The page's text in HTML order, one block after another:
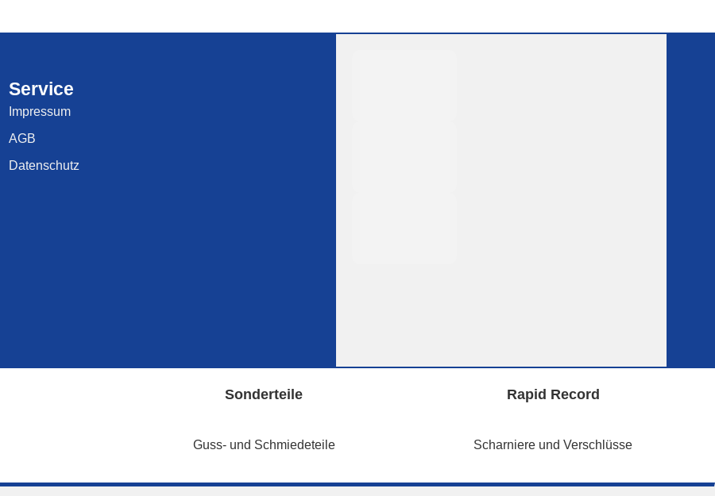
Service
Impressum
AGB
Datenschutz
Sonderteile
Guss- und Schmiedeteile
Rapid Record
Scharniere und Verschlüsse